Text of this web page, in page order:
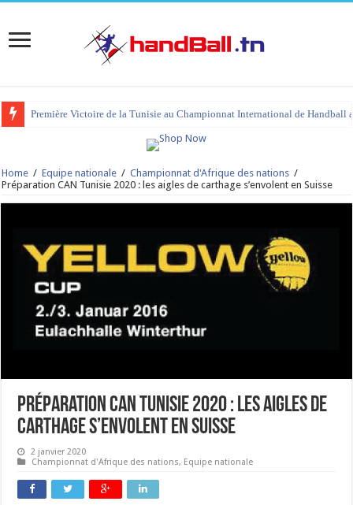
Première Victoire de la Tunisie au Championnat International de Handball
Home / Equipe nationale / Championnat d'Afrique des nations /
Préparation CAN Tunisie 2020 : les aigles de carthage s’envolent en Suisse
Préparation CAN Tunisie 2020 : les aigles de
carthage s’envolent en Suisse
2 janvier 2020
Championnat d'Afrique des nations, Equipe nationale